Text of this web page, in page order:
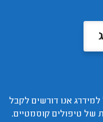
אנו דורשים לקבל
אחרונות של טיפולים קוסמטיים.